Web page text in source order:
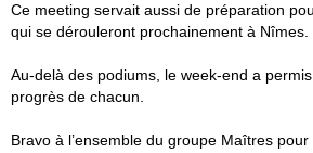
Ce meeting servait aussi de préparation
qui se dérouleront prochainement à Nîmes.
Au-delà des podiums, le week-end a
progrès de chacun.
Bravo à l’ensemble du groupe Maîtres